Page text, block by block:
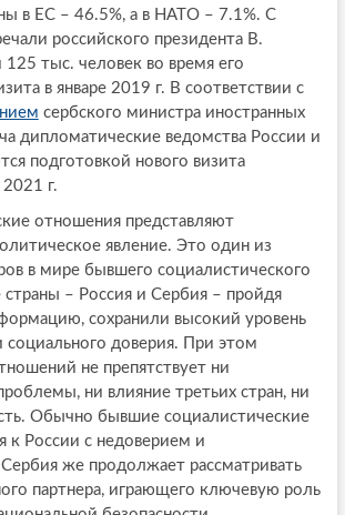
в ЕС – 46.5%, а в НАТО – 7.1%. С
российского президента В.
тыс. человек во время его
в январе 2019 г. В соответствии с
сербского министра иностранных
дипломатические ведомства России и
подготовкой нового визита
г.
отношения представляют
явление. Это один из
в мире бывшего социалистического
страны – Россия и Сербия – пройдя
сохранили высокий уровень
социального доверия. При этом
не препятствует ни
ни влияние третьих стран, ни
Обычно бывшие социалистические
к России с недоверием и
же продолжает рассматривать
партнера, играющего ключевую роль